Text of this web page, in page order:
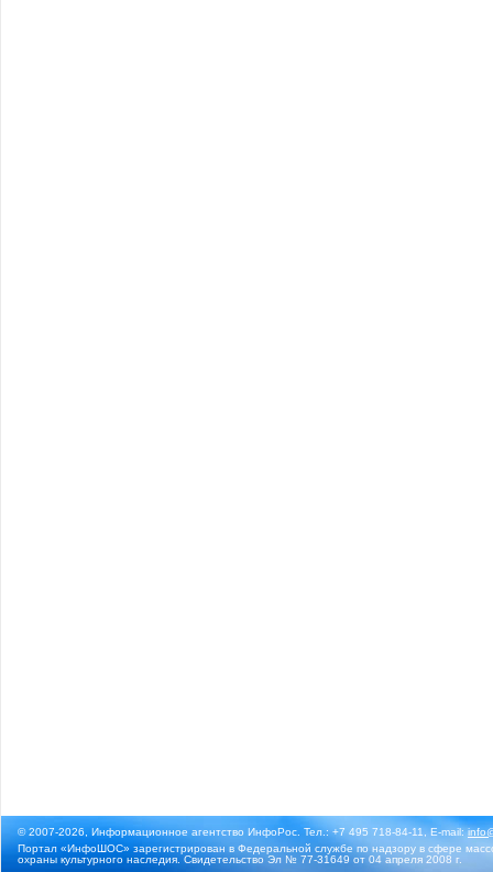
© 2007-2026, Информационное агентство ИнфоРос. Тел.: +7 495 718-84-11, E-mail:
Портал «ИнфоШОС» зарегистрирован в Федеральной службе по надзору в сфере
охраны культурного наследия. Свидетельство Эл № 77-31649 от 04 апреля 2008 г.